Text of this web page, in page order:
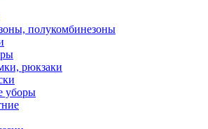
полукомбинезоны
рюкзаки
уборы